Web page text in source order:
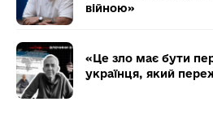
війною»
«Це зло має бути
українця, який